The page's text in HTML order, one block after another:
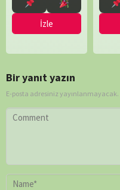
Whittlesey
İzle
Bir yanıt yazın
E-posta adresiniz yayınlanmayacak.